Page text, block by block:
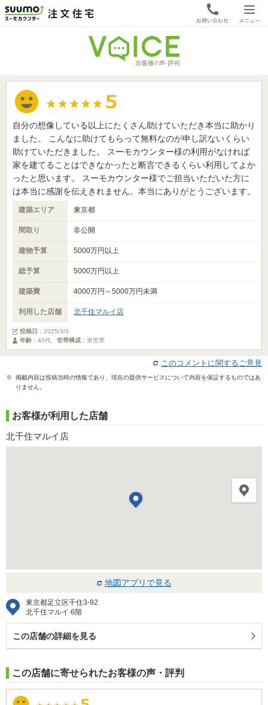
自分の想像している以上にたくさん助けていただき本当に助かり
ました。 こんなに助けてもらって無料なのが申し訳ないくらい
助けていただきました。 スーモカウンター様の利用がなければ
家を建てることはできなかったと断言できるくらい利用してよか
ったと思います。 スーモカウンター様でご担当いただいた方に
は本当に感謝を伝えきれません。本当にありがとうございます。
建築エリア 東京都
間取り 非公開
建物予算 5000万円以上
総予算 5000万円以上
建築費 4000万円～5000万円未満
利用した店舗 北千住マルイ店
投稿日 ： 2025/3/3
年齢 ：40代 世帯構成 ：単世帯
このコメントに関するご意見
※ 掲載内容は投稿当時の情報であり、現在の提供サービスについて内容を保証するものではあ
りません。
お客様が利用した店舗
北千住マルイ店
地図アプリで見る
東京都足立区千住3-92
北千住マルイ 6階
この店舗の詳細を見る
この店舗に寄せられたお客様の声・評判